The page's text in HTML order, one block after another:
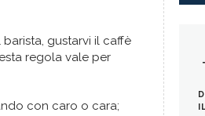
gustarvi il caffè
regola vale per
con caro o cara;